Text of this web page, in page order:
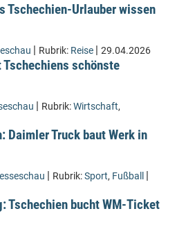
Tschechien-Urlauber wissen
| Rubrik: Reise | 29.04.2026
schönste
| Rubrik:Wirtschaft,
Daimler Truck baut Werk in
| Rubrik:Sport, Fußball |
Tschechien bucht WM-Ticket